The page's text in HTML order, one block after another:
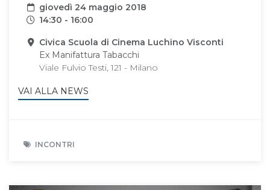
Data
giovedì 24 maggio 2018
Orari
14:30 - 16:00
Sede
Civica Scuola di Cinema Luchino Visconti
Ex Manifattura Tabacchi
Viale Fulvio Testi, 121 - Milano
VAI ALLA NEWS
INCONTRI